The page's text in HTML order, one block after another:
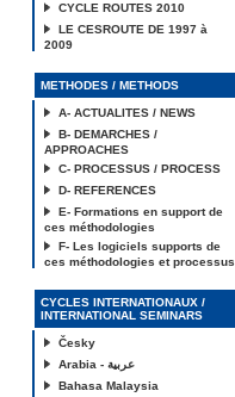
CYCLE ROUTES 2010
LE CESROUTE DE 1997 à
2009
METHODES / METHODS
A- ACTUALITES / NEWS
B- DEMARCHES /
APPROACHES
C- PROCESSUS / PROCESS
D- REFERENCES
E- Formations en support de
ces méthodologies
F- Les logiciels supports de
ces méthodologies et processus
CYCLES INTERNATIONAUX /
INTERNATIONAL SEMINARS
Česky
Arabia - عربية
Bahasa Malaysia